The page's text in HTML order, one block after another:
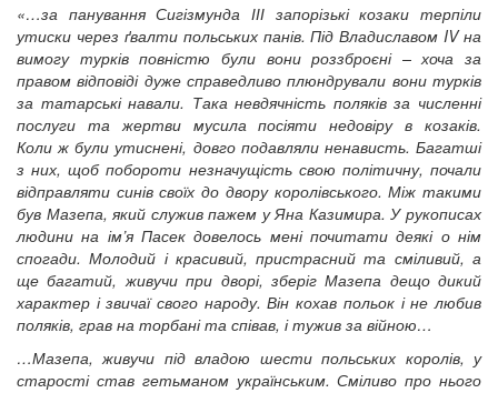
«…за панування Сигізмунда ІІІ запорізькі козаки терпіли
утиски через ґвалти польських панів. Під Владиславом IV на
вимогу турків повністю були вони роззброєні – хоча за
правом відповіді дуже справедливо плюндрували вони турків
за татарські навали. Така невдячність поляків за численні
послуги та жертви мусила посіяти недовіру в козаків.
Коли ж були утиснені, довго подавляли ненависть. Багатші
з них, щоб побороти незначущість свою політичну, почали
відправляти синів своїх до двору королівського. Між такими
був Мазепа, який служив пажем у Яна Казимира. У рукописах
людини на ім’я Пасек довелось мені почитати деякі о нім
спогади. Молодий і красивий, пристрасний та сміливий, а
ще багатий, живучи при дворі, зберіг Мазепа дещо дикий
характер і звичаї свого народу. Він кохав польок і не любив
поляків, грав на торбані та співав, і тужив за війною…
…Мазепа, живучи під владою шести польських королів, у
старості став гетьманом українським. Сміливо про нього